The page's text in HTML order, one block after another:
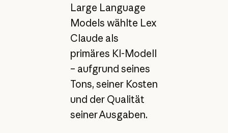
Large Language
Models wählte Lex
Claude als
primäres KI-Modell
– aufgrund seines
Tons, seiner Kosten
und der Qualität
seiner Ausgaben.